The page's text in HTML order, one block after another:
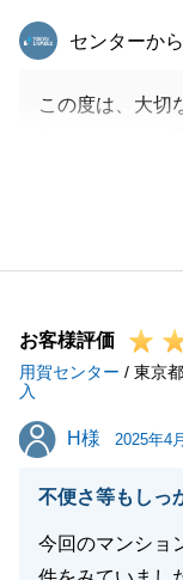
東急リバブル
センターか
この度は、大切
微力ながらＫ様
ご契約後、住宅
渡しを迎えるこ
ご新居での新生
Ｋ様の不動産パ
今後とも末永く
ます。
お客様評価
用賀センター / 東京都
入
H様
H様 2025年4
不便さ等もしっ
今回のマンショ